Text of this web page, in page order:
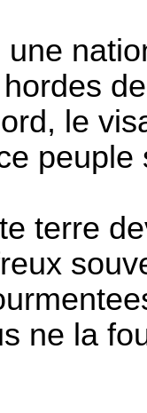
le
peuple
terre
ne la